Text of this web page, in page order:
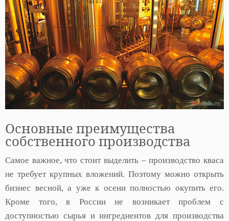
Основные преимущества
собственного производства
Самое важное, что стоит выделить – производство кваса
не требует крупных вложений. Поэтому можно открыть
бизнес весной, а уже к осени полностью окупить его.
Кроме того, в России не возникает проблем с
доступностью сырья и ингредиентов для производства